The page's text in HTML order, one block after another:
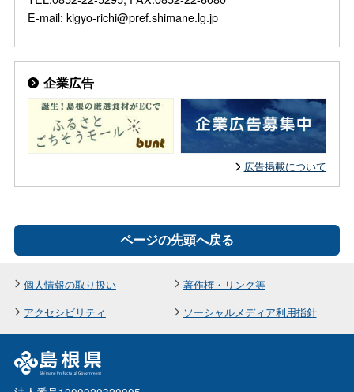
E-mail: kigyo-richi@pref.shimane.lg.jp
企業広告
広告掲載について
ページの先頭へ戻る
個人情報の取り扱い
著作権・リンク等
アクセシビリティ
ソーシャルメディア利用指針